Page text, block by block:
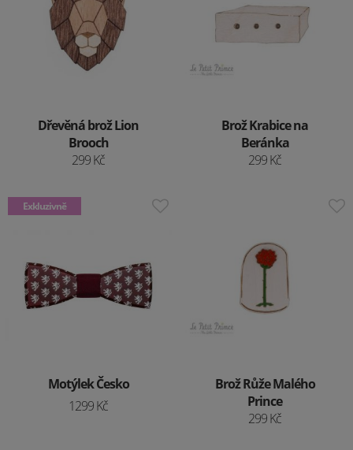
Dřevěná brož Lion
Brooch
299 Kč
Brož Krabice na
Beránka
299 Kč
Exkluzivně
Motýlek Česko
1299 Kč
Brož Růže Malého
Prince
299 Kč